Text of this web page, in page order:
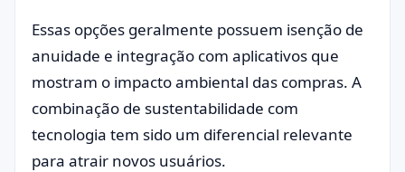
Essas opções geralmente possuem isenção de
anuidade e integração com aplicativos que
mostram o impacto ambiental das compras. A
combinação de sustentabilidade com
tecnologia tem sido um diferencial relevante
para atrair novos usuários.